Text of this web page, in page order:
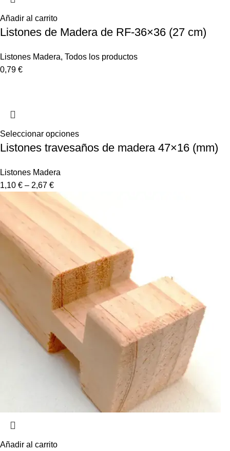
Añadir al carrito
Listones de Madera de RF-36×36 (27 cm)
Listones Madera, Todos los productos
0,79 €
Seleccionar opciones
Listones travesaños de madera 47×16 (mm)
Listones Madera
1,10 € – 2,67 €
Añadir al carrito